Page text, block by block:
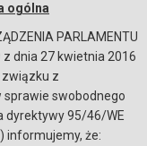
Dostępność
ogólna
PARLAMENTU
z dnia 27 kwietnia 2016
z
swobodnego
dyrektywy 95/46/WE
informujemy, że: